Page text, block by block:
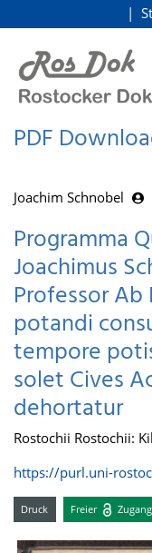
zum Inhalt
PDF
Joachim Schnobel
Programma
Joachimus
Professor
potandi
tempore
solet Cives
dehortatur
Rostochii Rostochii:
https://purl.uni-
Druck Freier Zugang